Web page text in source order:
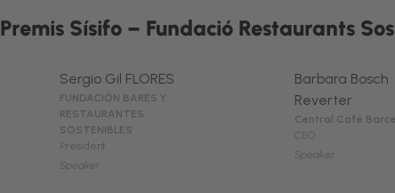
Premis Sísifo – Fundació Restaurants
Barbara Bosch
Reverter
Central Café
CEO
Speaker
Sergio Gil FLORES
FUNDACIÓN BARES Y
RESTAURANTES
SOSTENIBLES
President
Speaker